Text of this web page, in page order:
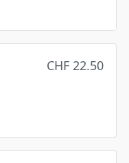
CHF 22.50